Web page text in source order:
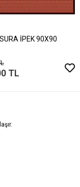
İPEK 90X90
TL